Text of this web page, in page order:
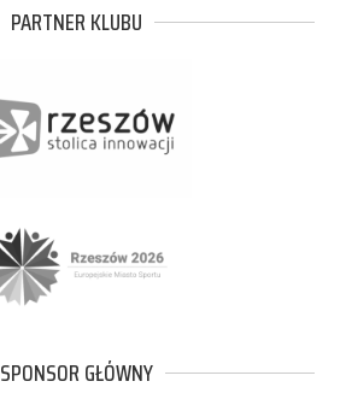
PARTNER KLUBU
SPONSOR GŁÓWNY